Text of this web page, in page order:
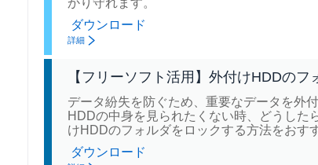
かり守れます。
ダウンロード
詳細
【フリーソフト活用】外付けHDDの
データ紛失を防ぐため、重要なデータを外
HDDの中身を見られたくない時、どうした
けHDDのフォルダをロックする方法をおす
ダウンロード